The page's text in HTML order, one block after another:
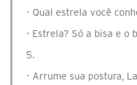
- Qual estrela você
- Estrela? Só a bisa e o
5.
- Arrume sua postura,